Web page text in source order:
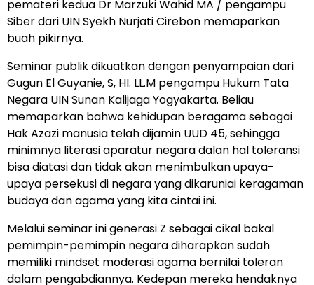
pemateri kedua Dr Marzuki Wahid MA / pengampu
Siber dari UIN Syekh Nurjati Cirebon memaparkan
buah pikirnya.
Seminar publik dikuatkan dengan penyampaian dari
Gugun El Guyanie, S, HI. LL.M pengampu Hukum Tata
Negara UIN Sunan Kalijaga Yogyakarta. Beliau
memaparkan bahwa kehidupan beragama sebagai
Hak Azazi manusia telah dijamin UUD 45, sehingga
minimnya literasi aparatur negara dalan hal toleransi
bisa diatasi dan tidak akan menimbulkan upaya-
upaya persekusi di negara yang dikaruniai keragaman
budaya dan agama yang kita cintai ini.
Melalui seminar ini generasi Z sebagai cikal bakal
pemimpin-pemimpin negara diharapkan sudah
memiliki mindset moderasi agama bernilai toleran
dalam pengabdiannya. Kedepan mereka hendaknya